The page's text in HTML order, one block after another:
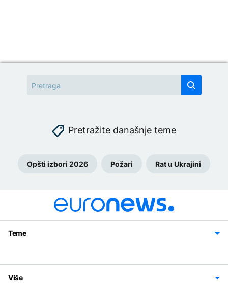
Pretražite današnje teme
Opšti izbori 2026 Požari Rat u Ukrajini
Teme
Svijet
Sport
Magazin
Više